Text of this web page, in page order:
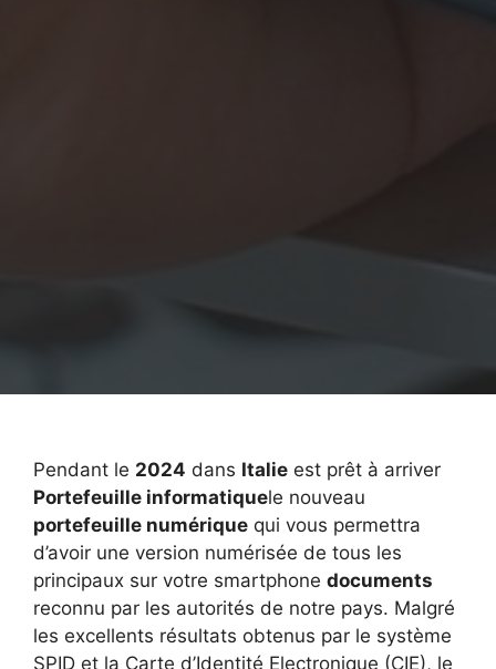
Pendant le 2024 dans Italie est prêt à arriver
Portefeuille informatiquele nouveau
portefeuille numérique qui vous permettra
d’avoir une version numérisée de tous les
principaux sur votre smartphone documents
reconnu par les autorités de notre pays. Malgré
les excellents résultats obtenus par le système
SPID et la Carte d’Identité Electronique (CIE), le